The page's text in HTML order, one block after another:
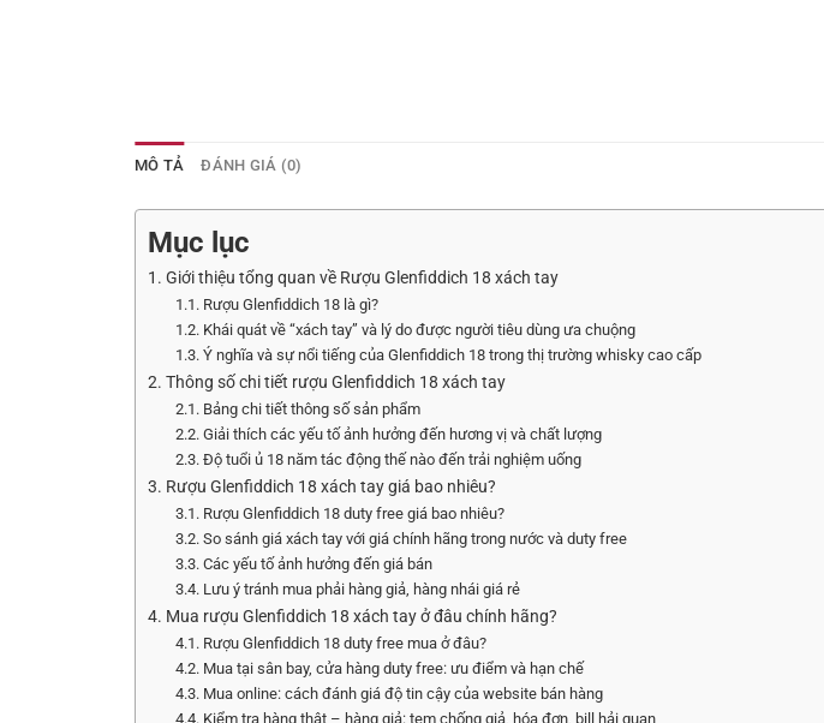
MÔ TẢ ĐÁNH GIÁ (0)
Mục lục
1. Giới thiệu tổng quan về Rượu Glenfiddich 18 xách tay
1.1. Rượu Glenfiddich 18 là gì?
1.2. Khái quát về “xách tay” và lý do được người tiêu dùng ưa chuộng
1.3. Ý nghĩa và sự nổi tiếng của Glenfiddich 18 trong thị trường whisky cao cấp
2. Thông số chi tiết rượu Glenfiddich 18 xách tay
2.1. Bảng chi tiết thông số sản phẩm
2.2. Giải thích các yếu tố ảnh hưởng đến hương vị và chất lượng
2.3. Độ tuổi ủ 18 năm tác động thế nào đến trải nghiệm uống
3. Rượu Glenfiddich 18 xách tay giá bao nhiêu?
3.1. Rượu Glenfiddich 18 duty free giá bao nhiêu?
3.2. So sánh giá xách tay với giá chính hãng trong nước và duty free
3.3. Các yếu tố ảnh hưởng đến giá bán
3.4. Lưu ý tránh mua phải hàng giả, hàng nhái giá rẻ
4. Mua rượu Glenfiddich 18 xách tay ở đâu chính hãng?
4.1. Rượu Glenfiddich 18 duty free mua ở đâu?
4.2. Mua tại sân bay, cửa hàng duty free: ưu điểm và hạn chế
4.3. Mua online: cách đánh giá độ tin cậy của website bán hàng
4.4. Kiểm tra hàng thật – hàng giả: tem chống giả, hóa đơn, bill hải quan